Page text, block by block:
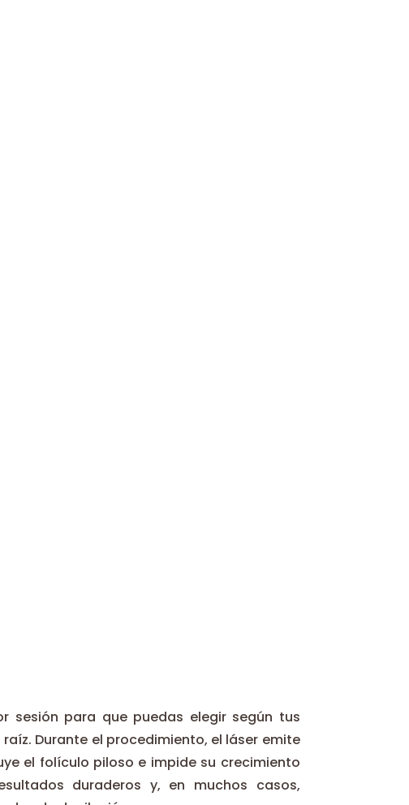
sesión para que puedas elegir según tus
Durante el procedimiento, el láser emite
el folículo piloso e impide su crecimiento
duraderos y, en muchos casos,